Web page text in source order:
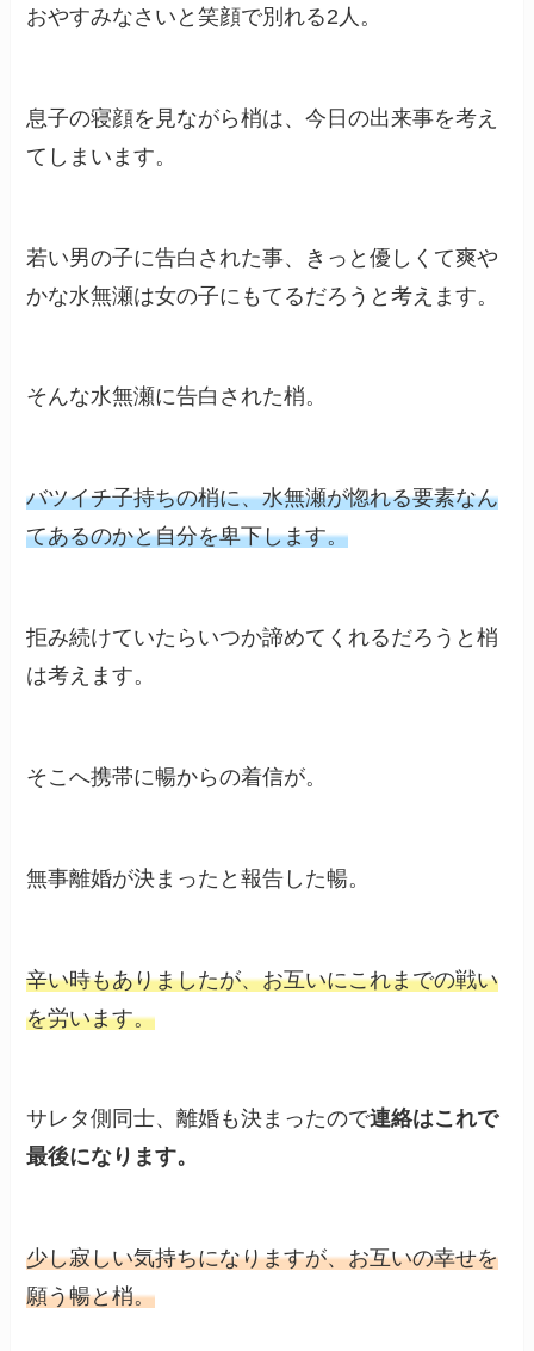
おやすみなさいと笑顔で別れる2人。
息子の寝顔を見ながら梢は、今日の出来事を考え
てしまいます。
若い男の子に告白された事、きっと優しくて爽や
かな水無瀬は女の子にもてるだろうと考えます。
そんな水無瀬に告白された梢。
バツイチ子持ちの梢に、水無瀬が惚れる要素なん
てあるのかと自分を卑下します。
拒み続けていたらいつか諦めてくれるだろうと梢
は考えます。
そこへ携帯に暢からの着信が。
無事離婚が決まったと報告した暢。
辛い時もありましたが、お互いにこれまでの戦い
を労います。
サレタ側同士、離婚も決まったので連絡はこれで
最後になります。
少し寂しい気持ちになりますが、お互いの幸せを
願う暢と梢。